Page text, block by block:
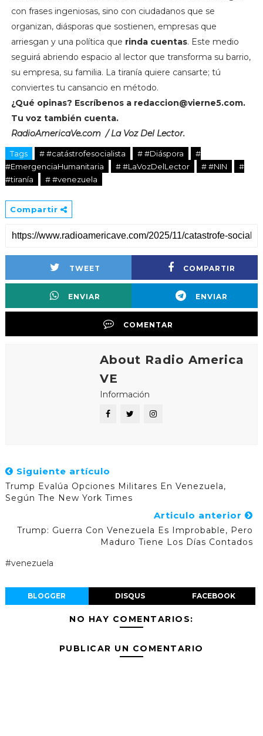
con frases ingeniosas, sino con ciudadanos que se
organizan, diásporas que sostienen, empresas que
arriesgan y una política que rinda cuentas. Este medio
seguirá abriendo espacio al lector que transforma su barrio,
su empresa, su familia. La tiranía quiere cansarte; tú
conviertes tu cansancio en método.
¿Qué opinas? Escríbenos a redaccion@vierne5.com.
Tu voz también cuenta.
RadioAmericaVe.com / La Voz Del Lector.
Tags # #catástrofesocialista # #Diáspora
#
#EmergenciaHumanitaria
# #LaVozDelLector # #NIN
#
#tiranía
# #venezuela
Compartir
TWEET COMPARTIR
ENVIAR ENVIAR
COMENTAR
About Radio America
VE
Información
Siguiente artículo
Trump Evalúa Opciones Militares En Venezuela,
Según The New York Times
Articulo anterior
Trump: Guerra Con Venezuela Es Improbable, Pero
Maduro Tiene Los Días Contados
#venezuela
BLOGGER DISQUS FACEBOOK
NO HAY COMENTARIOS:
PUBLICAR UN COMENTARIO